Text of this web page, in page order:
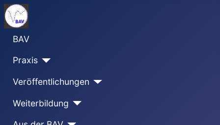
BAV
Praxis
Veröffentlichungen
Weiterbildung